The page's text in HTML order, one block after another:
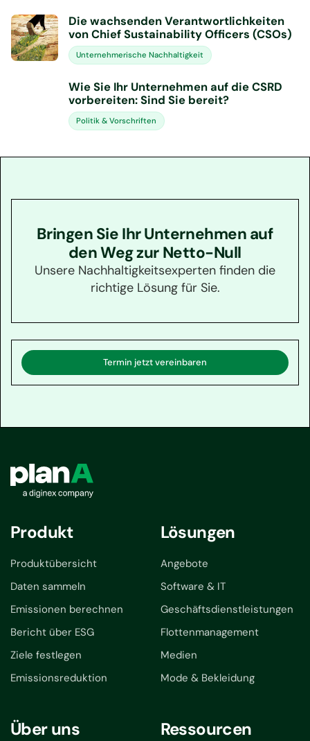
Die wachsenden Verantwortlichkeiten
von Chief Sustainability Officers (CSOs)
Unternehmerische Nachhaltigkeit
Wie Sie Ihr Unternehmen auf die CSRD
vorbereiten: Sind Sie bereit?
Politik & Vorschriften
Bringen Sie Ihr Unternehmen auf
den Weg zur Netto-Null
Unsere Nachhaltigkeitsexperten finden die
richtige Lösung für Sie.
Termin jetzt vereinbaren
Produkt
Produktübersicht
Daten sammeln
Emissionen berechnen
Bericht über ESG
Ziele festlegen
Emissionsreduktion
Lösungen
Angebote
Software & IT
Geschäftsdienstleistungen
Flottenmanagement
Medien
Mode & Bekleidung
Über uns Ressourcen